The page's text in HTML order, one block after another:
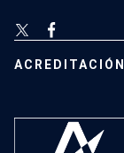
ACREDITACIÓN